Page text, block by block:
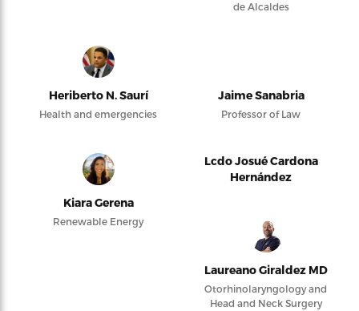
de Alcaldes
Heriberto N. Saurí
Health and emergencies
Jaime Sanabria
Professor of Law
Kiara Gerena
Renewable Energy
Lcdo Josué Cardona
Hernández
Laureano Giraldez MD
Otorhinolaryngology and
Head and Neck Surgery